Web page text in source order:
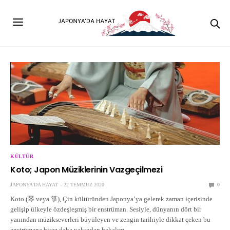
KÜLTÜR
Koto; Japon Müziklerinin Vazgeçilmezi
JAPONYA'DA HAYAT 22 TEMMUZ 2020 0
Koto (琴 veya 箏), Çin kültüründen Japonya’ya gelerek zaman içerisinde
gelişip ülkeyle özdeşleşmiş bir enstrüman. Sesiyle, dünyanın dört bir
yanından müzikseverleri büyüleyen ve zengin tarihiyle dikkat çeken bu